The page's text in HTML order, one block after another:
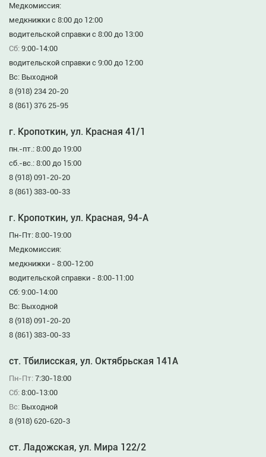
Медкомиссия:
медкнижки с 8:00 до 12:00
водительской справки с 8:00 до 13:00
Сб: 9:00-14:00
водительской справки с 9:00 до 12:00
Вс: Выходной
8 (918) 234 20-20
8 (861) 376 25-95
г. Кропоткин, ул. Красная 41/1
пн.-пт.: 8:00 до 19:00
сб.-вс.: 8:00 до 15:00
8 (918) 091-20-20
8 (861) 383-00-33
г. Кропоткин, ул. Красная, 94-А
Пн-Пт: 8:00-19:00
Медкомиссия:
медкнижки - 8:00-12:00
водительской справки - 8:00-11:00
Сб: 9:00-14:00
Вс: Выходной
8 (918) 091-20-20
8 (861) 383-00-33
ст. Тбилисская, ул. Октябрьская 141А
Пн-Пт: 7:30-18:00
Сб: 8:00-13:00
Вс: Выходной
8 (918) 620-620-3
ст. Ладожская, ул. Мира 122/2